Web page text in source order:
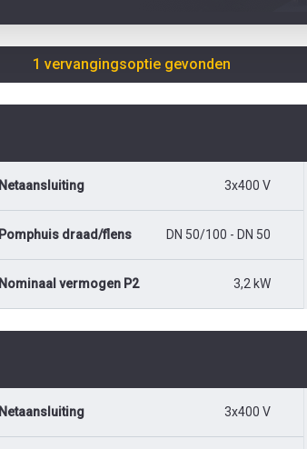
1 vervangingsoptie gevonden
Netaansluiting 3x400 V
Pomphuis draad/flens DN 50/100 - DN 50
Nominaal vermogen P2 3,2 kW
Netaansluiting 3x400 V